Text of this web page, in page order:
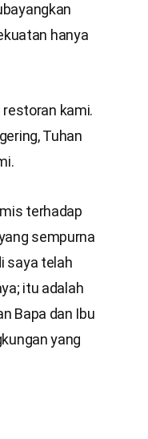
hanya
kami.
Tuhan
terhadap
sempurna
saya telah
itu adalah
Bapa dan Ibu
yang